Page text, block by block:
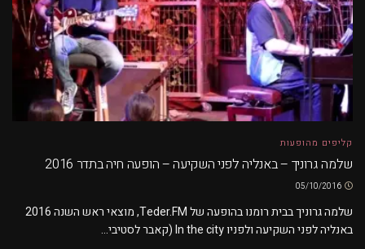
קליפים מהופעות
שלמה גרוניך – באנליה לפני השקיעה – הופעה חיה בתדר 2016
שלמה גרוניך בבית רומנו בהופעה של Teder.FM, מוצאי ראש השנה 2016
באנליה לפני השקיעה ולפניו In the city (קאבר לסטיבי...